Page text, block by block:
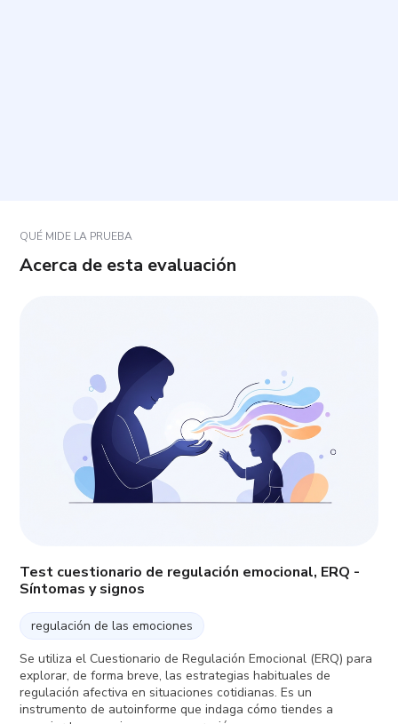
QUÉ MIDE LA PRUEBA
Acerca de esta evaluación
Test cuestionario de regulación emocional, ERQ -
Síntomas y signos
regulación de las emociones
Se utiliza el Cuestionario de Regulación Emocional (ERQ) para
explorar, de forma breve, las estrategias habituales de
regulación afectiva en situaciones cotidianas. Es un
instrumento de autoinforme que indaga cómo tiendes a